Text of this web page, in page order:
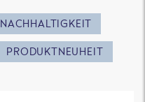
NACHHALTIGKEIT
PRODUKTNEUHEIT